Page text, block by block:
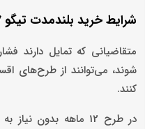
شرایط خرید بلندمدت تیگو 7 پرو
متقاضیانی که تمایل دارند
کنند.